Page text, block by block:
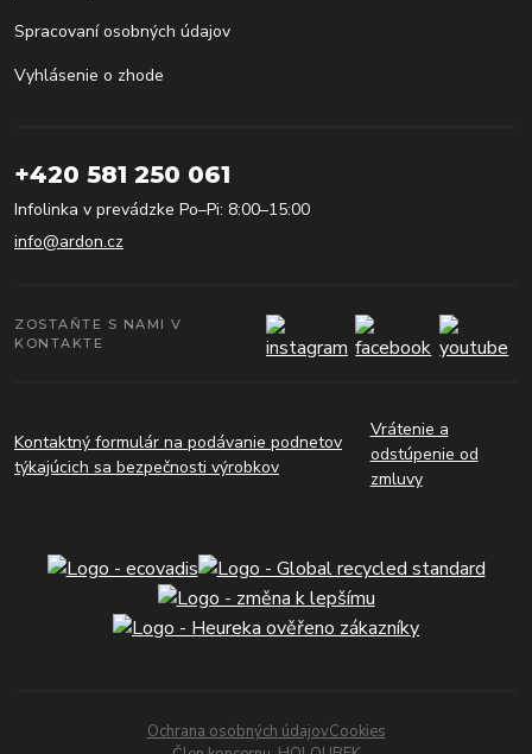
Spracovaní osobných údajov
Vyhlásenie o zhode
+420 581 250 061
Infolinka v prevádzke Po–Pi: 8:00–15:00
info@ardon.cz
ZOSTAŇTE S NAMI V
KONTAKTE
Kontaktný formulár na podávanie podnetov
týkajúcich sa bezpečnosti výrobkov
Vrátenie a
odstúpenie od
zmluvy
Ochrana osobných údajovCookies